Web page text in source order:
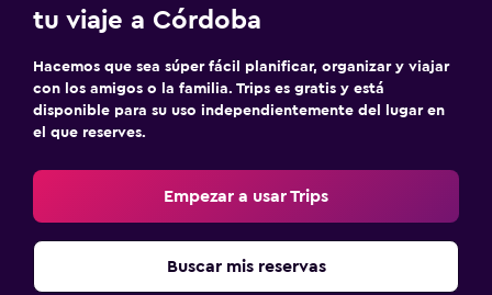
tu viaje a Córdoba
Hacemos que sea súper fácil planificar, organizar y viajar
con los amigos o la familia. Trips es gratis y está
disponible para su uso independientemente del lugar en
el que reserves.
Empezar a usar Trips
Buscar mis reservas